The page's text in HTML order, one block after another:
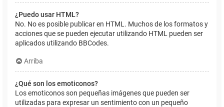
¿Puedo usar HTML?
No. No es posible publicar en HTML. Muchos de los formatos y
acciones que se pueden ejecutar utilizando HTML pueden ser
aplicados utilizando BBCodes.
Arriba
¿Qué son los emoticonos?
Los emoticonos son pequeñas imágenes que pueden ser
utilizadas para expresar un sentimiento con un pequeño